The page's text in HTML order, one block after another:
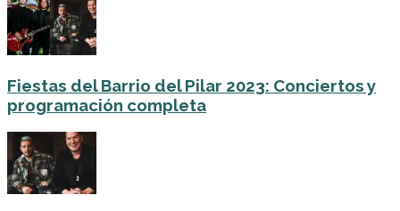
Fiestas del Barrio del Pilar 2023: Conciertos y
programación completa